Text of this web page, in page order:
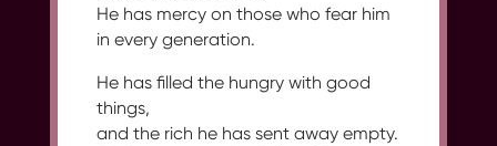
He has mercy on those who fear him
in every generation.
He has filled the hungry with good
things,
and the rich he has sent away empty.